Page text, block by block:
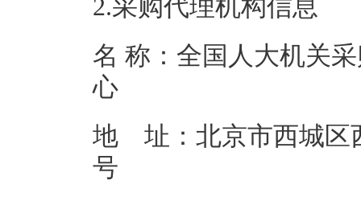
2.采购代理机构信息
名 称：全国人大机关
地 址：北京市西城区